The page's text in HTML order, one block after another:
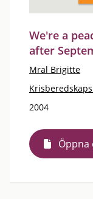
We're a
after
Mral Brigitte
2004